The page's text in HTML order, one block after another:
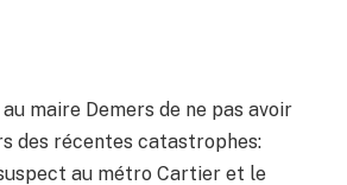
maire Demers de ne pas avoir
des récentes catastrophes:
au métro Cartier et le